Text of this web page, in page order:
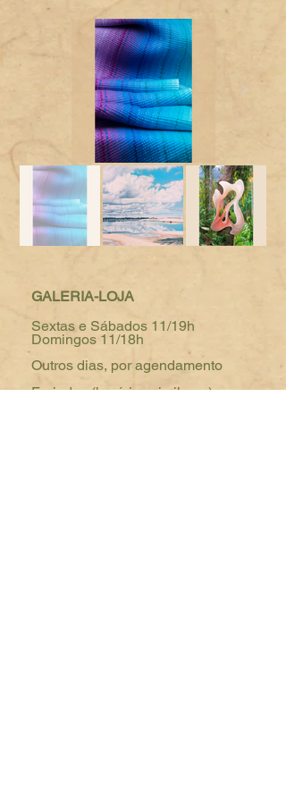
GALERIA-LOJA
Sextas e Sábados 11/19h
Domingos 11/18h
Outros dias, por agendamento
Feriados (horários similares)